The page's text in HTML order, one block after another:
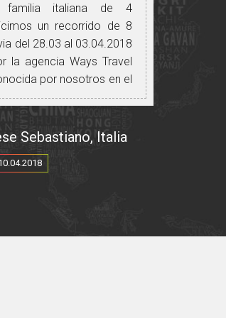
familia italiana de 4
un recorrido de 8
del 28.03 al 03.04.2018
la agencia Ways Travel
por nosotros en el
muy positiva,
para la guía,
con su medio de
lugares visitados, la
amables y serviciales.
Sebastiano, Italia